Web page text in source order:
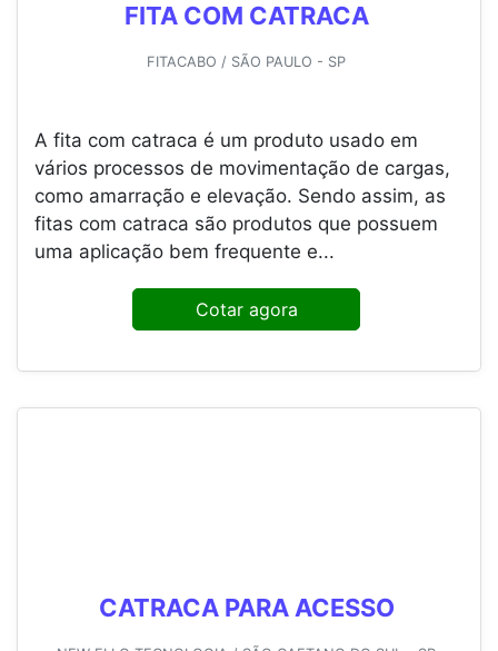
FITA COM CATRACA
FITACABO / SÃO PAULO - SP
A fita com catraca é um produto usado em
vários processos de movimentação de cargas,
como amarração e elevação. Sendo assim, as
fitas com catraca são produtos que possuem
uma aplicação bem frequente e...
Cotar agora
CATRACA PARA ACESSO